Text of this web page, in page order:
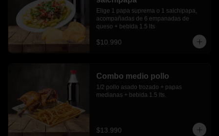
Elige 1 papa suprema o 1 salchipapa,
acompañadas de 6 empanadas de
queso + bebida 1.5 lts
$10.990
Combo medio pollo
1/2 pollo asado trozado + papas
medianas + bebida 1.5 lts.
$13.990